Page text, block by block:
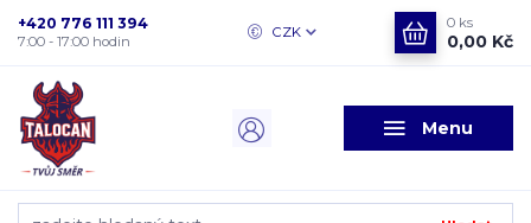
Menu
CZK
+420 776 111 394
7:00 - 17:00 hodin
0 ks
0,00 Kč